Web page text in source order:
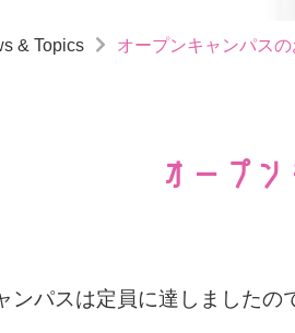
& Topics オープンキャンパス
オープ
ンパスは定員に達しましたの